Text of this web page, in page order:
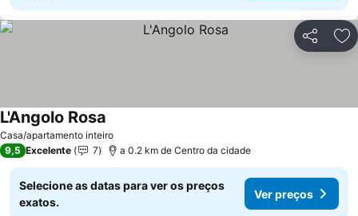
Partilhar
Casa/apartamento inteiro
L'Angolo Rosa
9,5 Excelente 7 a 0.2 km de Centro da cidade
Selecione as datas para ver os preços
exatos.
Ver preços